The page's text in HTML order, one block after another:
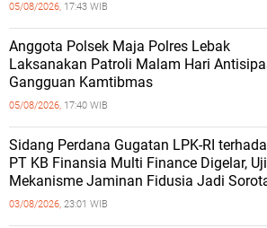
05/08/2026, 17:43 WIB
Anggota Polsek Maja Polres Lebak
Laksanakan Patroli Malam Hari
Gangguan Kamtibmas
05/08/2026, 17:40 WIB
Sidang Perdana Gugatan LPK-RI
PT KB Finansia Multi Finance Digelar, Uji
Mekanisme Jaminan Fidusia Jadi
03/08/2026, 23:01 WIB